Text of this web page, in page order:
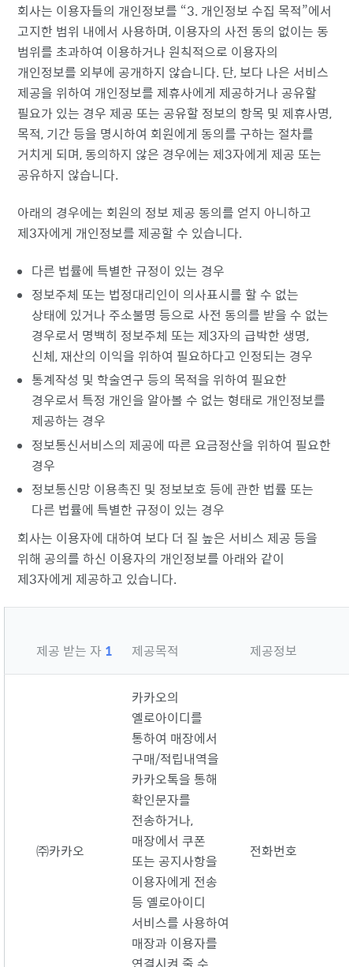
회사는 이용자들의 개인정보를 3. 개인정보 수집 목적 에서
고지한 범위 내에서 사용하며, 이용자의 사전 동의 없이는 동
범위를 초과하여 이용하거나 원칙적으로 이용자의
개인정보를 외부에 공개하지 않습니다. 단, 보다 나은 서비스
제공을 위하여 개인정보를 제휴사에게 제공하거나 공유할
필요가 있는 경우 제공 또는 공유할 정보의 항목 및 제휴사명,
목적, 기간 등을 명시하여 회원에게 동의를 구하는 절차를
거치게 되며, 동의하지 않은 경우에는 제3자에게 제공 또는
공유하지 않습니다.
아래의 경우에는 회원의 정보 제공 동의를 얻지 아니하고
제3자에게 개인정보를 제공할 수 있습니다.
다른 법률에 특별한 규정이 있는 경우
정보주체 또는 법정대리인이 의사표시를 할 수 없는
상태에 있거나 주소불명 등으로 사전 동의를 받을 수 없는
경우로서 명백히 정보주체 또는 제3자의 급박한 생명,
신체, 재산의 이익을 위하여 필요하다고 인정되는 경우
통계작성 및 학술연구 등의 목적을 위하여 필요한
경우로서 특정 개인을 알아볼 수 없는 형태로 개인정보를
제공하는 경우
정보통신서비스의 제공에 따른 요금정산을 위하여 필요한
경우
정보통신망 이용촉진 및 정보보호 등에 관한 법률 또는
다른 법률에 특별한 규정이 있는 경우
회사는 이용자에 대하여 보다 더 질 높은 서비스 제공 등을
위해 공의를 하신 이용자의 개인정보를 아래와 같이
제3자에게 제공하고 있습니다.
제공 받는 자 1 제공목적 제공정보
㈜카카오
카카오의
옐로아이디를
통하여 매장에서
구매/적립내역을
카카오톡을 통해
확인문자를
전송하거나,
매장에서 쿠폰
또는 공지사항을
이용자에게 전송
등 옐로아이디
서비스를 사용하여
매장과 이용자를
전화번호